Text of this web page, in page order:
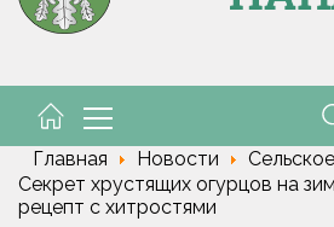
Как правильно выбрать школьный
Главная Новости
Секрет хрустящих огурцов на
рецепт с хитростями